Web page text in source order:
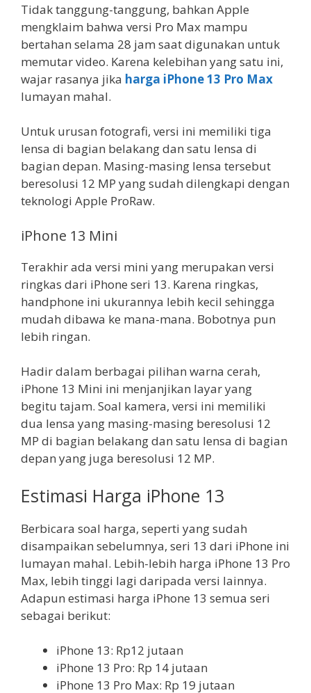
Tidak tanggung-tanggung, bahkan Apple
mengklaim bahwa versi Pro Max mampu
bertahan selama 28 jam saat digunakan untuk
memutar video. Karena kelebihan yang satu ini,
wajar rasanya jika harga iPhone 13 Pro Max
lumayan mahal.
Untuk urusan fotografi, versi ini memiliki tiga
lensa di bagian belakang dan satu lensa di
bagian depan. Masing-masing lensa tersebut
beresolusi 12 MP yang sudah dilengkapi dengan
teknologi Apple ProRaw.
iPhone 13 Mini
Terakhir ada versi mini yang merupakan versi
ringkas dari iPhone seri 13. Karena ringkas,
handphone ini ukurannya lebih kecil sehingga
mudah dibawa ke mana-mana. Bobotnya pun
lebih ringan.
Hadir dalam berbagai pilihan warna cerah,
iPhone 13 Mini ini menjanjikan layar yang
begitu tajam. Soal kamera, versi ini memiliki
dua lensa yang masing-masing beresolusi 12
MP di bagian belakang dan satu lensa di bagian
depan yang juga beresolusi 12 MP.
Estimasi Harga iPhone 13
Berbicara soal harga, seperti yang sudah
disampaikan sebelumnya, seri 13 dari iPhone ini
lumayan mahal. Lebih-lebih harga iPhone 13 Pro
Max, lebih tinggi lagi daripada versi lainnya.
Adapun estimasi harga iPhone 13 semua seri
sebagai berikut:
iPhone 13: Rp12 jutaan
iPhone 13 Pro: Rp 14 jutaan
iPhone 13 Pro Max: Rp 19 jutaan